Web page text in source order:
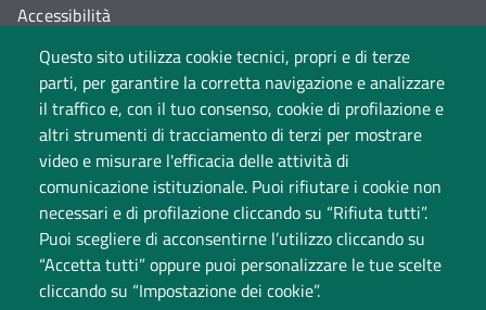
Questo sito utilizza cookie tecnici, propri e di terze
parti, per garantire la corretta navigazione e analizzare
il traffico e, con il tuo consenso, cookie di profilazione e
altri strumenti di tracciamento di terzi per mostrare
video e misurare l'efficacia delle attività di
comunicazione istituzionale. Puoi rifiutare i cookie non
necessari e di profilazione cliccando su “Rifiuta tutti”.
Puoi scegliere di acconsentirne l’utilizzo cliccando su
“Accetta tutti” oppure puoi personalizzare le tue scelte
cliccando su “Impostazione dei cookie”.
Accessibilità
Cambia idea sui cookie
Dati di monitoraggio